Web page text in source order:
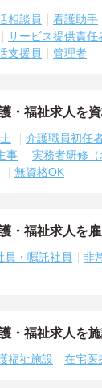
相談員 看護助手
サービス提供責任
支援員 管理者
・福祉求人を
介護職員初任
事
実務者研修
無資格OK
・福祉求人を
員・嘱託社員
非
・福祉求人を
福祉施設 在宅医